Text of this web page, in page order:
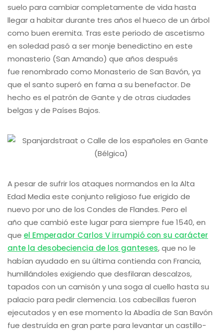
suelo para cambiar completamente de vida hasta
llegar a habitar durante tres años el hueco de un árbol
como buen eremita. Tras este periodo de ascetismo
en soledad pasó a ser monje benedictino en este
monasterio (San Amando) que años después
fue renombrado como Monasterio de San Bavón, ya
que el santo superó en fama a su benefactor. De
hecho es el patrón de Gante y de otras ciudades
belgas y de Países Bajos.
A pesar de sufrir los ataques normandos en la Alta
Edad Media este conjunto religioso fue erigido de
nuevo por uno de los Condes de Flandes. Pero el
año que cambió este lugar para siempre fue 1540, en
que el Emperador Carlos V irrumpió con su carácter
ante la desobeciencia de los ganteses, que no le
habían ayudado en su última contienda con Francia,
humillándoles exigiendo que desfilaran descalzos,
tapados con un camisón y una soga al cuello hasta su
palacio para pedir clemencia. Los cabecillas fueron
ejecutados y en ese momento la Abadía de San Bavón
fue destruída en gran parte para levantar un castillo-